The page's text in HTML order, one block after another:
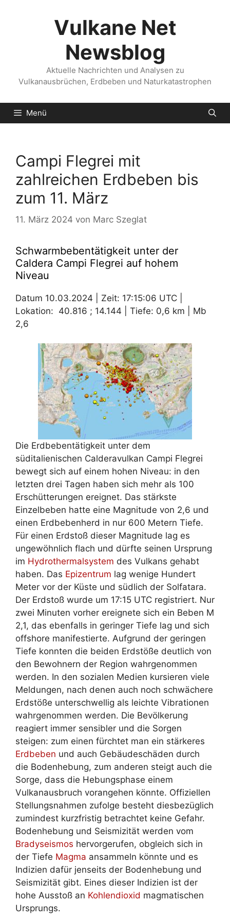
Vulkane Net
Newsblog
Aktuelle Nachrichten und Analysen zu
Vulkanausbrüchen, Erdbeben und Naturkatastrophen
Menü
Campi Flegrei mit
zahlreichen Erdbeben bis
zum 11. März
11. März 2024 von Marc Szeglat
Schwarmbebentätigkeit unter der
Caldera Campi Flegrei auf hohem
Niveau
Datum 10.03.2024 | Zeit: 17:15:06 UTC |
Lokation: 40.816 ; 14.144 | Tiefe: 0,6 km | Mb
2,6
Die Erdbebentätigkeit unter dem
süditalienischen Calderavulkan Campi Flegrei
bewegt sich auf einem hohen Niveau: in den
letzten drei Tagen haben sich mehr als 100
Erschütterungen ereignet. Das stärkste
Einzelbeben hatte eine Magnitude von 2,6 und
einen Erdbebenherd in nur 600 Metern Tiefe.
Für einen Erdstoß dieser Magnitude lag es
ungewöhnlich flach und dürfte seinen Ursprung
im Hydrothermalsystem des Vulkans gehabt
haben. Das Epizentrum lag wenige Hundert
Meter vor der Küste und südlich der Solfatara.
Der Erdstoß wurde um 17:15 UTC registriert. Nur
zwei Minuten vorher ereignete sich ein Beben M
2,1, das ebenfalls in geringer Tiefe lag und sich
offshore manifestierte. Aufgrund der geringen
Tiefe konnten die beiden Erdstöße deutlich von
den Bewohnern der Region wahrgenommen
werden. In den sozialen Medien kursieren viele
Meldungen, nach denen auch noch schwächere
Erdstöße unterschwellig als leichte Vibrationen
wahrgenommen werden. Die Bevölkerung
reagiert immer sensibler und die Sorgen
steigen: zum einen fürchtet man ein stärkeres
Erdbeben und auch Gebäudeschäden durch
die Bodenhebung, zum anderen steigt auch die
Sorge, dass die Hebungsphase einem
Vulkanausbruch vorangehen könnte. Offiziellen
Stellungsnahmen zufolge besteht diesbezüglich
zumindest kurzfristig betrachtet keine Gefahr.
Bodenhebung und Seismizität werden vom
Bradyseismos hervorgerufen, obgleich sich in
der Tiefe Magma ansammeln könnte und es
Indizien dafür jenseits der Bodenhebung und
Seismizität gibt. Eines dieser Indizien ist der
hohe Ausstoß an Kohlendioxid magmatischen
Ursprungs.